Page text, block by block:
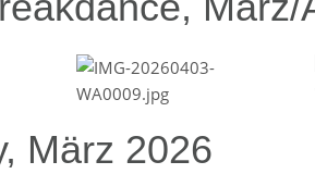
März 2026